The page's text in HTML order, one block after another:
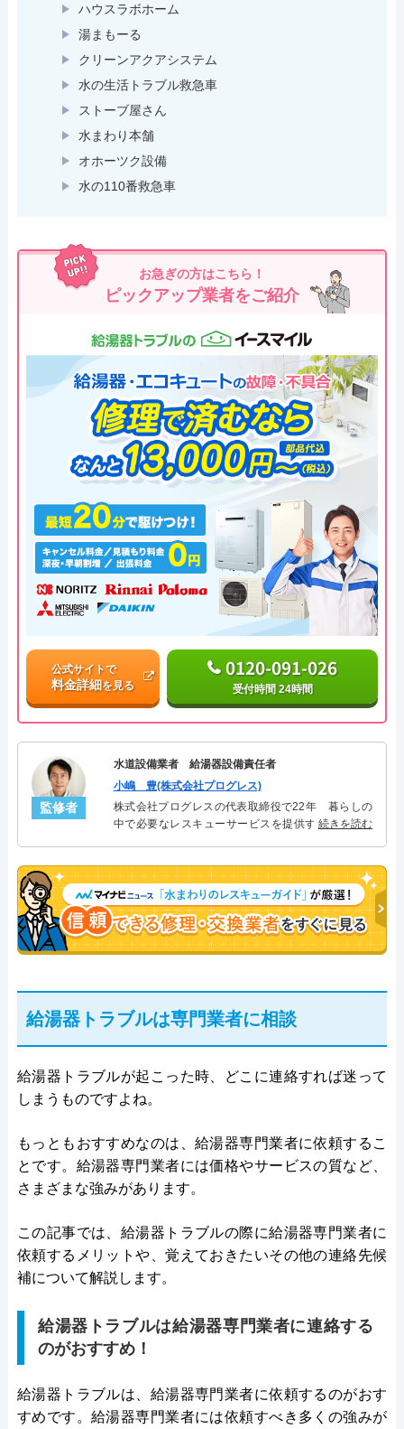
ハウスラボホーム
湯まもーる
クリーンアクアシステム
水の生活トラブル救急車
ストーブ屋さん
水まわり本舗
オホーツク設備
水の110番救急車
お急ぎの方はこちら！
ピックアップ業者をご紹介
公式サイトで
料金詳細を見る
0120-091-026
受付時間 24時間
監修者
水道設備業者 給湯器設備責任者
小嶋 豊(株式会社プログレス)
株式会社プログレスの代表取締役で22年 暮らしの
中で必要なレスキューサービスを提供する株式会社
決。多くのお客様に信頼される「給湯器」のスペシ
ャリスト。
続きを読む
給湯器トラブルは専門業者に相談
給湯器トラブルが起こった時、どこに連絡すれば迷って
しまうものですよね。
もっともおすすめなのは、給湯器専門業者に依頼するこ
とです。給湯器専門業者には価格やサービスの質など、
さまざまな強みがあります。
この記事では、給湯器トラブルの際に給湯器専門業者に
依頼するメリットや、覚えておきたいその他の連絡先候
補について解説します。
給湯器トラブルは給湯器専門業者に連絡する
のがおすすめ！
給湯器トラブルは、給湯器専門業者に依頼するのがおす
すめです。給湯器専門業者には依頼すべき多くの強みが